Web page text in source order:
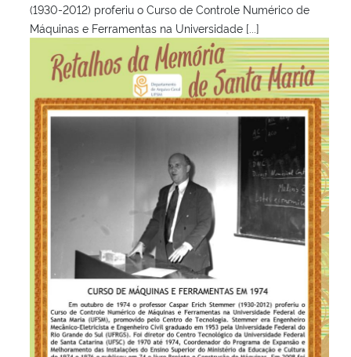
(1930-2012) proferiu o Curso de Controle Numérico de
Máquinas e Ferramentas na Universidade [...]